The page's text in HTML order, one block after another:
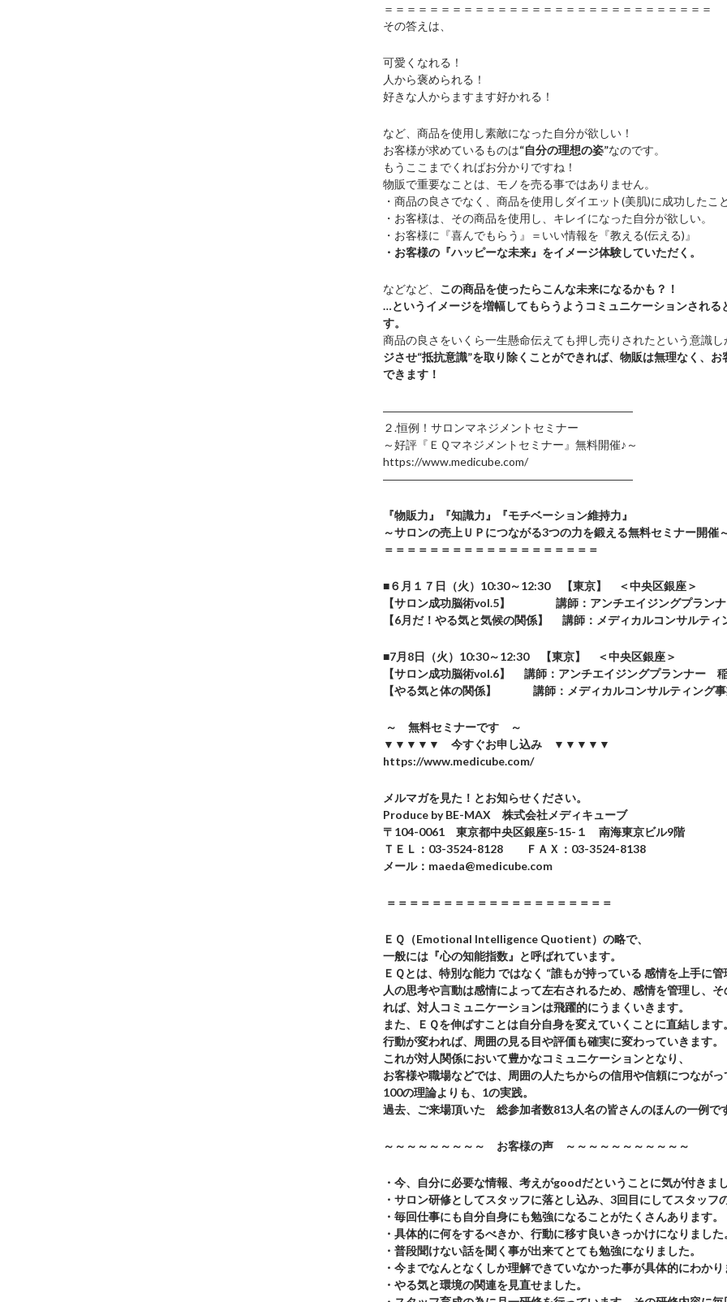
＝＝＝＝＝＝＝＝＝＝＝＝＝＝＝＝＝＝＝＝＝＝＝＝＝＝＝＝＝
その答えは、
可愛くなれる！
人から褒められる！
好きな人からますます好かれる！
など、商品を使用し素敵になった自分が欲しい！
お客様が求めているものは“自分の理想の姿”なのです。
もうここまでくればお分かりですね！
物販で重要なことは、モノを売る事ではありません。
・商品の良さでなく、商品を使用しダイエット(美肌)に成功したこ
・お客様は、その商品を使用し、キレイになった自分が欲しい。
・お客様に『喜んでもらう』＝いい情報を『教える(伝える)』
・お客様の『ハッピーな未来』をイメージ体験していただく。
などなど、 この商品を使ったらこんな未来になるかも？！
…というイメージを増幅してもらうようコミュニケーションされる
す。
商品の良さをいくら一生懸命伝えても押し売りされたという意識し
ジさせ“抵抗意識”を取り除くことができれば、物販は無理なく、 お
できます！
――――――――――――――――――――――
２.恒例！サロンマネジメントセミナー
～好評『ＥＱマネジメントセミナー』無料開催♪～
https://www.medicube.com/
――――――――――――――――――――――
『物販力』『知識力』『モチベーション維持力』
～サロンの売上ＵＰにつながる3つの力を鍛える無料セミナー開催
＝＝＝＝＝＝＝＝＝＝＝＝＝＝＝＝＝＝＝
■６月１７日（火）10:30～12:30 【東京】
＜中央区銀座＞
【サロン成功脳術vol.5】 講師：アンチエイジングプラン
【6月だ！やる気と気候の関係】 講師：メディカルコンサルテ
■7月8日（火）10:30～12:30 【東京】
＜中央区銀座＞
【サロン成功脳術vol.6】 講師：アンチエイジングプランナー
【やる気と体の関係】 講師：メディカルコンサルティング
～ 無料セミナーです ～
▼▼▼▼▼ 今すぐお申し込み ▼▼▼▼▼
https://www.medicube.com/
メルマガを見た！とお知らせください。
Produce by BE-MAX 株式会社メディキューブ
〒104-0061 東京都中央区銀座5-15-１ 南海東京ビル9階
ＴＥＬ：03-3524-8128 ＦＡＸ：03-3524-8138
メール：maeda@medicube.com
＝＝＝＝＝＝＝＝＝＝＝＝＝＝＝＝＝＝＝＝
ＥＱ（Emotional Intelligence Quotient）の略で、
一般には『心の知能指数』と呼ばれています。
ＥＱとは、特別な能力 ではなく “誰もが持っている 感情を上手に管
人の思考や言動は感情によって左右されるため、感情を管理し、 そ
れば、 対人コミュニケーションは飛躍的にうまくいきます。
また、ＥＱを伸ばすことは自分自身を変えていくことに直結します。
行動が変われば、周囲の見る目や評価も確実に変わっていきます。
これが対人関係において豊かなコミュニケーションとなり、
お客様や職場などでは、周囲の人たちからの信用や信頼につながっ
100の理論よりも、1の実践。
過去、ご来場頂いた 総参加者数813人名の皆さんのほんの一例で
～～～～～～～～～ お客様の声 ～～～～～～～～～～～
・今、自分に必要な情報、考えがgoodだということに気が付きまし
・ サロン研修としてスタッフに落とし込み、 3回目にしてスタッフ
・ 毎回仕事にも自分自身にも勉強になることがたくさんあります。
・ 具体的に何をするべきか、行動に移す良いきっかけになりました
・ 普段聞けない話を聞く事が出来てとても勉強になりました。
・ 今までなんとなくしか理解できていなかった事が具体的にわかり
・やる気と環境の関連を見直せました。